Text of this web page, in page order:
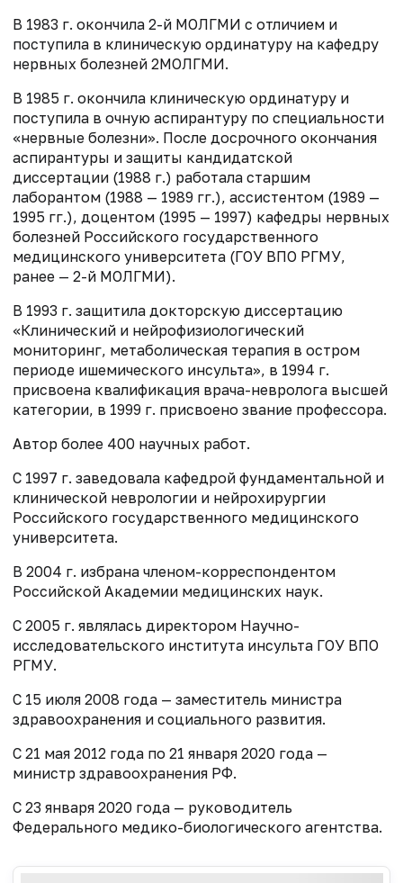
В 1983 г. окончила 2-й МОЛГМИ с отличием и
поступила в клиническую ординатуру на кафедру
нервных болезней 2МОЛГМИ.
В 1985 г. окончила клиническую ординатуру и
поступила в очную аспирантуру по специальности
«нервные болезни». После досрочного окончания
аспирантуры и защиты кандидатской
диссертации (1988 г.) работала старшим
лаборантом (1988 — 1989 гг.), ассистентом (1989 —
1995 гг.), доцентом (1995 — 1997) кафедры нервных
болезней Российского государственного
медицинского университета (ГОУ ВПО РГМУ,
ранее — 2-й МОЛГМИ).
В 1993 г. защитила докторскую диссертацию
«Клинический и нейрофизиологический
мониторинг, метаболическая терапия в остром
периоде ишемического инсульта», в 1994 г.
присвоена квалификация врача-невролога высшей
категории, в 1999 г. присвоено звание профессора.
Автор более 400 научных работ.
С 1997 г. заведовала кафедрой фундаментальной и
клинической неврологии и нейрохирургии
Российского государственного медицинского
университета.
В 2004 г. избрана членом-корреспондентом
Российской Академии медицинских наук.
С 2005 г. являлась директором Научно-
исследовательского института инсульта ГОУ ВПО
РГМУ.
С 15 июля 2008 года — заместитель министра
здравоохранения и социального развития.
С 21 мая 2012 года по 21 января 2020 года —
министр здравоохранения РФ.
С 23 января 2020 года — руководитель
Федерального медико-биологического агентства.